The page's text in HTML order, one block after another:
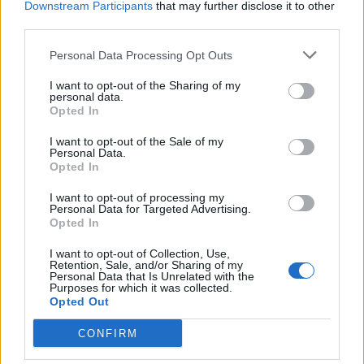
Downstream Participants that may further disclose it to other
Personal Data Processing Opt Outs
I want to opt-out of the Sharing of my
personal data.
Opted In
I want to opt-out of the Sale of my
Personal Data.
Opted In
I want to opt-out of processing my
Personal Data for Targeted Advertising.
Opted In
I want to opt-out of Collection, Use,
Retention, Sale, and/or Sharing of my
Personal Data that Is Unrelated with the
Purposes for which it was collected.
Opted Out
CONFIRM
In evidenza